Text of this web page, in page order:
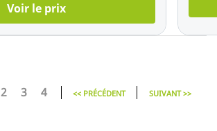
Voir le prix
2 3 4 << PRÉCÉDENT SUIVANT >>